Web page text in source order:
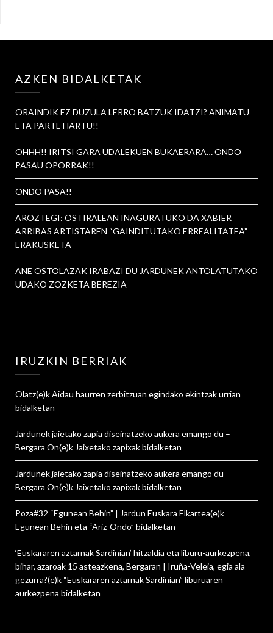
AZKEN BIDALKETAK
ORAINDIK EZ DUZULA LERRO BATZUK IDATZI? ANIMATU
ETA PARTE HARTU!!
OHHH!! IRITSI GARA UDALEKUEN BUKAERARA… ONDO
PASAU OPORRAK!!
ONDO PASA!!
AROZTEGI: OSTIRALEAN INAGURATUKO DA XABIER
ARRIBAS ARTISTAREN “GAINDITUTAKO ERREALITATEA”
ERAKUSKETA
ANE OSTOLAZAK IRABAZI DU JARDUNEK ANTOLATUTAKO
UDAKO ZOZKETA BEREZIA
IRUZKIN BERRIAK
Olatz(e)kAidau haurren zerbitzuan egindako ekintzak urrian
bidalketan
Jardunek jaietako zapia diseinatzeko aukera emango du –
Bergara On(e)k Jaixetako zapixakbidalketan
Jardunek jaietako zapia diseinatzeko aukera emango du –
Bergara On(e)k Jaixetako zapixakbidalketan
Poza#32 “Egunean Behin” | Jardun Euskara Elkartea(e)k
Egunean Behin eta “Ariz-Ondo” bidalketan
‘Euskararen aztarnak Sardinian’ hitzaldia eta liburu-aurkezpena,
bihar, azaroak 15 asteazkena, Bergaran | Iruña-Veleia, egia ala
gezurra?(e)k “Euskararen aztarnak Sardinian” liburuaren
aurkezpena bidalketan